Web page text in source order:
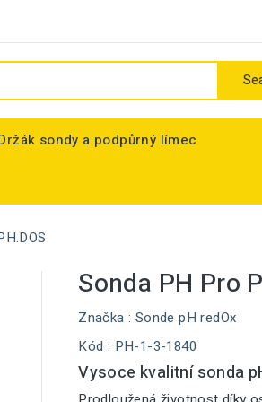
sondy a podpůrný límec
Sonda PH Pro
Značka : Sonde pH redOx
Kód : PH-1-3-1840
Vysoce kvalitní sonda